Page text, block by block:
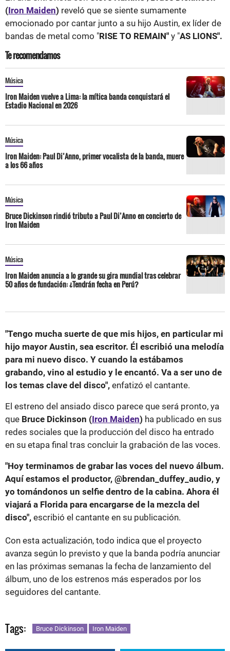
(Iron Maiden) reveló que se siente sumamente
emocionado por cantar junto a su hijo Austin, ex líder de
bandas de metal como "RISE TO REMAIN" y "AS LIONS".
Te recomendamos
Música
Iron Maiden vuelve a Lima: la mítica banda conquistará el
Estadio Nacional en 2026
Música
Iron Maiden: Paul Di’Anno, primer vocalista de la banda, muere
a los 66 años
Música
Bruce Dickinson rindió tributo a Paul Di’Anno en concierto de
Iron Maiden
Música
Iron Maiden anuncia a lo grande su gira mundial tras celebrar
50 años de fundación: ¿Tendrán fecha en Perú?
"Tengo mucha suerte de que mis hijos, en particular mi
hijo mayor Austin, sea escritor. Él escribió una melodía
para mi nuevo disco. Y cuando la estábamos
grabando, vino al estudio y le encantó. Va a ser uno de
los temas clave del disco", enfatizó el cantante.
El estreno del ansiado disco parece que será pronto, ya
que Bruce Dickinson (Iron Maiden) ha publicado en sus
redes sociales que la producción del disco ha entrado
en su etapa final tras concluir la grabación de las voces.
"Hoy terminamos de grabar las voces del nuevo álbum.
Aquí estamos el productor, @brendan_duffey_audio, y
yo tomándonos un selfie dentro de la cabina. Ahora él
viajará a Florida para encargarse de la mezcla del
disco", escribió el cantante en su publicación.
Con esta actualización, todo indica que el proyecto
avanza según lo previsto y que la banda podría anunciar
en las próximas semanas la fecha de lanzamiento del
álbum, uno de los estrenos más esperados por los
seguidores del cantante.
Tags: Bruce Dickinson Iron Maiden